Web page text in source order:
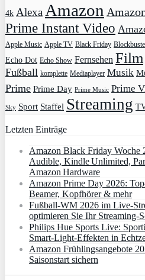
4k AlexaAmazon
Prime Instant Video
Apple Music Apple TV Black Friday
Echo Dot Echo Show Fernsehen Film
Fußball komplette Mediaplayer Musik
Prime Prime Day Prime Music Prime
Sky Sport Staffel Streaming
Letzten Einträge
Amazon Black Friday Woche
Audible, Kindle Unlimited,
Amazon Hardware
Amazon Prime Day 2026:
Beamer, Kopfhörer & mehr
Fußball-WM 2026 im Live-
optimieren Sie Ihr Streaming-
Philips Hue Sports Live:
Smart‑Light‑Effekten in
Amazon Frühlingsangebote
Saisonstart sichern